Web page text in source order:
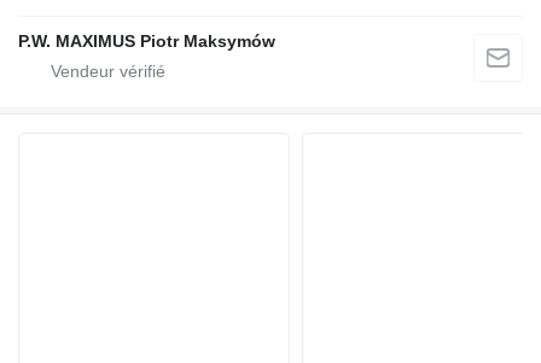
P.W. MAXIMUS Piotr Maksymów